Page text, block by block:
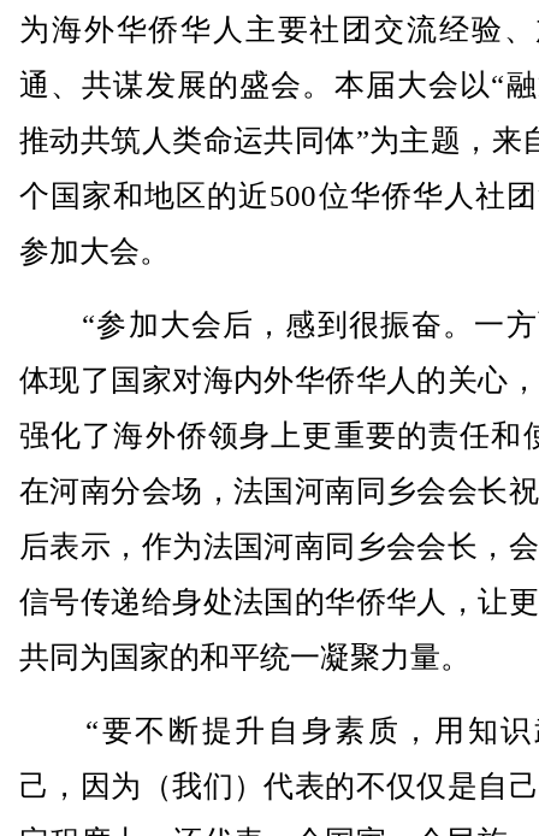
为海外华侨华人主要社团交流经验
通、共谋发展的盛会。本届大会以“
推动共筑人类命运共同体”为主题，来
个国家和地区的近500位华侨华人社
参加大会。
“参加大会后，感到很振奋。一方
体现了国家对海内外华侨华人的关心
强化了海外侨领身上更重要的责任和
在河南分会场，法国河南同乡会会长
后表示，作为法国河南同乡会会长，
信号传递给身处法国的华侨华人，让
共同为国家的和平统一凝聚力量。
“要不断提升自身素质，用知识
己，因为（我们）代表的不仅仅是自